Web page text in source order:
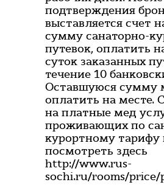
подтверждения
выставляется счет
сумму санаторно-
путевок, оплатить
суток заказанных
течение 10
Оставшуюся сумму
оплатить на месте.
на платные мед
проживающих по
курортному
посмотреть здесь
http://www.rus-
sochi.ru/rooms/price/